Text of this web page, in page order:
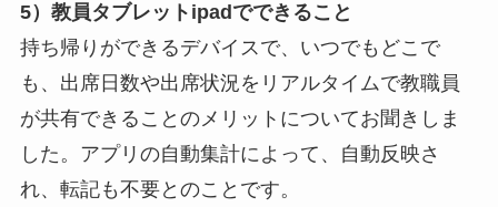
5）教員タブレットipadでできること
持ち帰りができるデバイスで、いつでもどこで
も、出席日数や出席状況をリアルタイムで教職員
が共有できることのメリットについてお聞きしま
した。アプリの自動集計によって、自動反映さ
れ、転記も不要とのことです。